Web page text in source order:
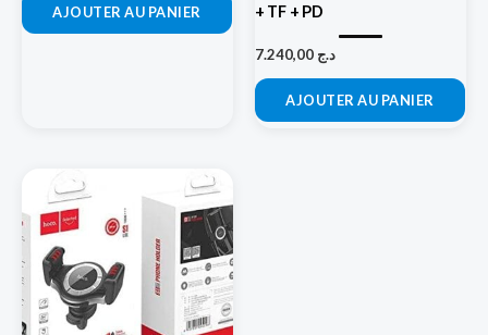
AJOUTER AU PANIER
+ TF + PD
د.ج
AJOUTER AU PANIER